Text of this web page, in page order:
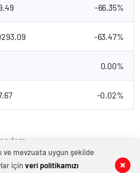
-66.35%
-63.47%
0.00%
-0.02%
ve mevzuata uygun şekilde
içinveri politikamızı